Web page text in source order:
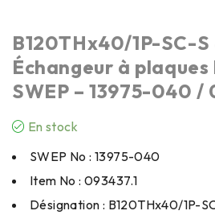
B120THx40/1P-SC-S
Échangeur à plaques
SWEP – 13975-040 /
En stock
SWEP No : 13975-040
Item No : 093437.1
Désignation : B120THx40/1P-